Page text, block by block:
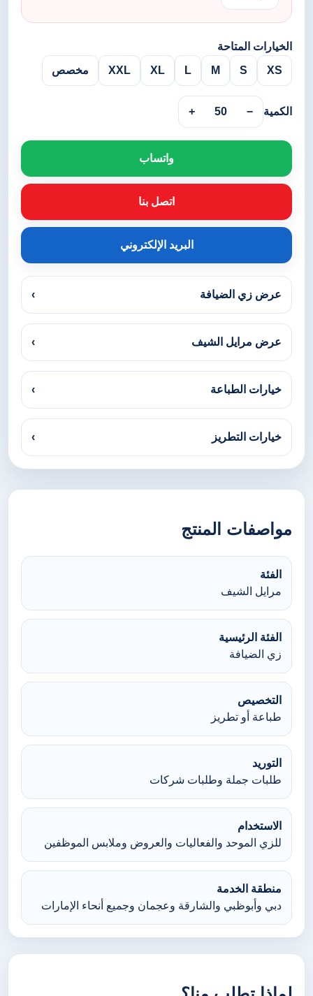
الخيارات المتاحة
XS
S
M
L
XL
XXL مخصص
الكمية −
50
+
واتساب
اتصل بنا
البريد الإلكتروني
عرض زي الضيافة ›
عرض مرايل الشيف ›
خيارات الطباعة ›
خيارات التطريز ›
مواصفات المنتج
الفئة
مرايل الشيف
الفئة الرئيسية
زي الضيافة
التخصيص
طباعة أو تطريز
التوريد
طلبات جملة وطلبات شركات
الاستخدام
للزي الموحد والفعاليات والعروض وملابس الموظفين
منطقة الخدمة
دبي وأبوظبي والشارقة وعجمان وجميع أنحاء الإمارات